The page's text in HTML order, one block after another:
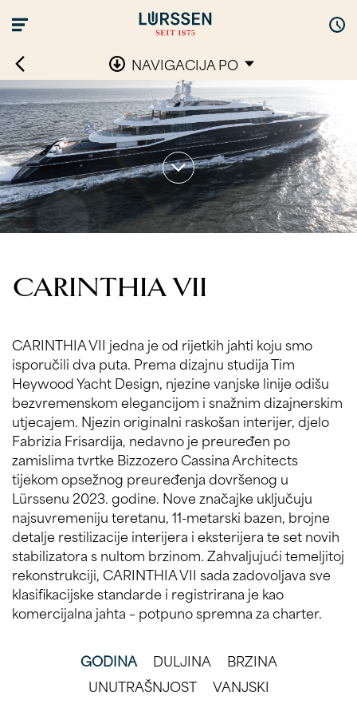
NAVIGACIJA PO
CARINTHIA VII
CARINTHIA VII jedna je od rijetkih jahti koju smo
isporučili dva puta. Prema dizajnu studija Tim
Heywood Yacht Design, njezine vanjske linije odišu
bezvremenskom elegancijom i snažnim dizajnerskim
utjecajem. Njezin originalni raskošan interijer, djelo
Fabrizia Frisardija, nedavno je preuređen po
zamislima tvrtke Bizzozero Cassina Architects
tijekom opsežnog preuređenja dovršenog u
Lürssenu 2023. godine. Nove značajke uključuju
najsuvremeniju teretanu, 11-metarski bazen, brojne
detalje restilizacije interijera i eksterijera te set novih
stabilizatora s nultom brzinom. Zahvaljujući temeljitoj
rekonstrukciji, CARINTHIA VII sada zadovoljava sve
klasifikacijske standarde i registrirana je kao
komercijalna jahta – potpuno spremna za charter.
GODINA DULJINA
BRZINA
UNUTRAŠNJOST
VANJSKI